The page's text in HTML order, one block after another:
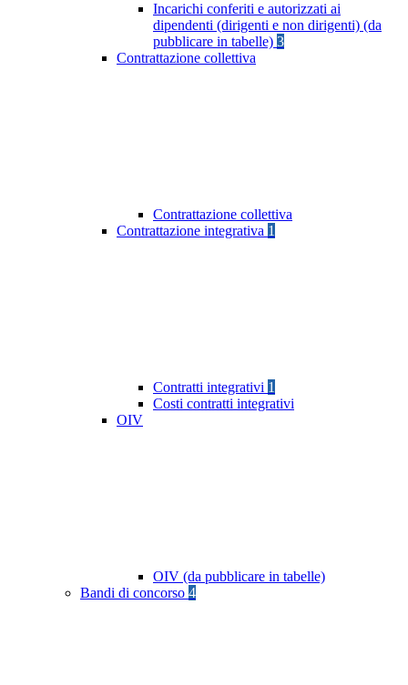
Incarichi conferiti e autorizzati ai
dipendenti (dirigenti e non dirigenti) (da
pubblicare in tabelle) 3
Contrattazione collettiva
Contrattazione collettiva
Contrattazione integrativa 1
Contratti integrativi 1
Costi contratti integrativi
OIV
OIV (da pubblicare in tabelle)
Bandi di concorso 4